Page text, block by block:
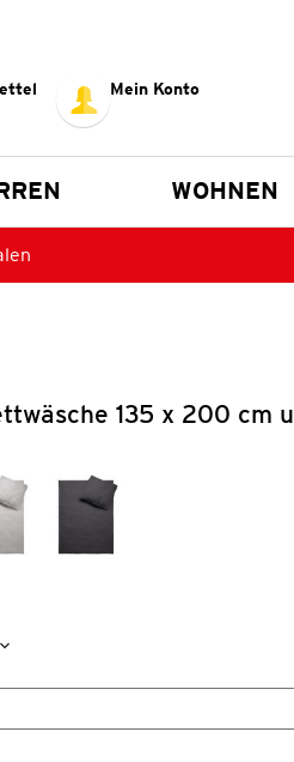
Mein Konto
WOHNEN
135 x 200 cm